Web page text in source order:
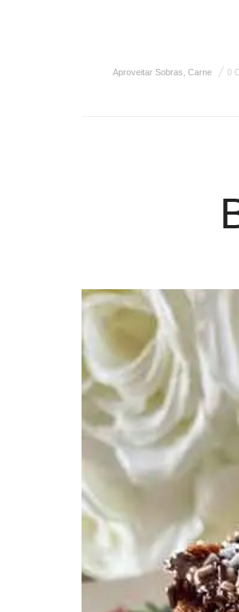
Aproveitar Sobras Carne 0